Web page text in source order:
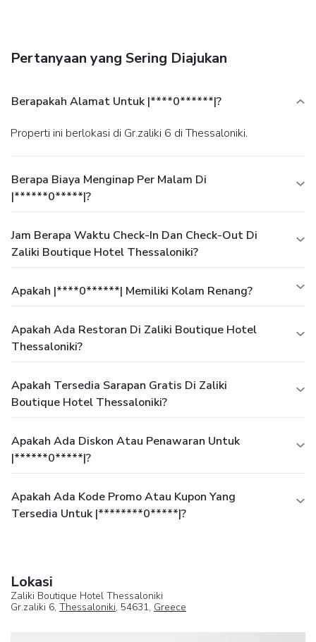
Pertanyaan yang Sering Diajukan
Berapakah Alamat Untuk |****0******|?
Properti ini berlokasi di Gr.zaliki 6 di Thessaloniki.
Berapa Biaya Menginap Per Malam Di
|******0*****|?
Jam Berapa Waktu Check-In Dan Check-Out Di
Zaliki Boutique Hotel Thessaloniki?
Apakah |****0******| Memiliki Kolam Renang?
Apakah Ada Restoran Di Zaliki Boutique Hotel
Thessaloniki?
Apakah Tersedia Sarapan Gratis Di Zaliki
Boutique Hotel Thessaloniki?
Apakah Ada Diskon Atau Penawaran Untuk
|******0*****|?
Apakah Ada Kode Promo Atau Kupon Yang
Tersedia Untuk |********0*****|?
Lokasi
Zaliki Boutique Hotel Thessaloniki
Gr.zaliki 6, Thessaloniki, 54631, Greece